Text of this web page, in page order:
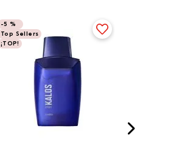
-5 %
Top Sellers
¡TOP!